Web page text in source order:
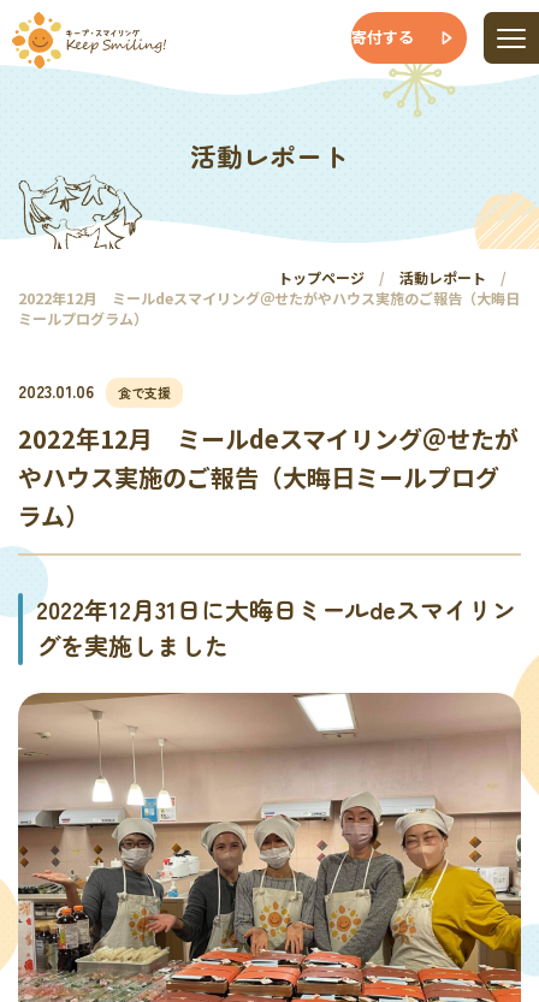
寄付する
活動レポート
トップページ
活動レポート
2022年12月 ミールdeスマイリング＠せたがやハウス実施のご報告（大晦日
ミールプログラム）
2023.01.06 食で支援
2022年12月 ミールdeスマイリング＠せたが
やハウス実施のご報告（大晦日ミールプログ
ラム）
2022年12月31日に大晦日ミールdeスマイリン
グを実施しました